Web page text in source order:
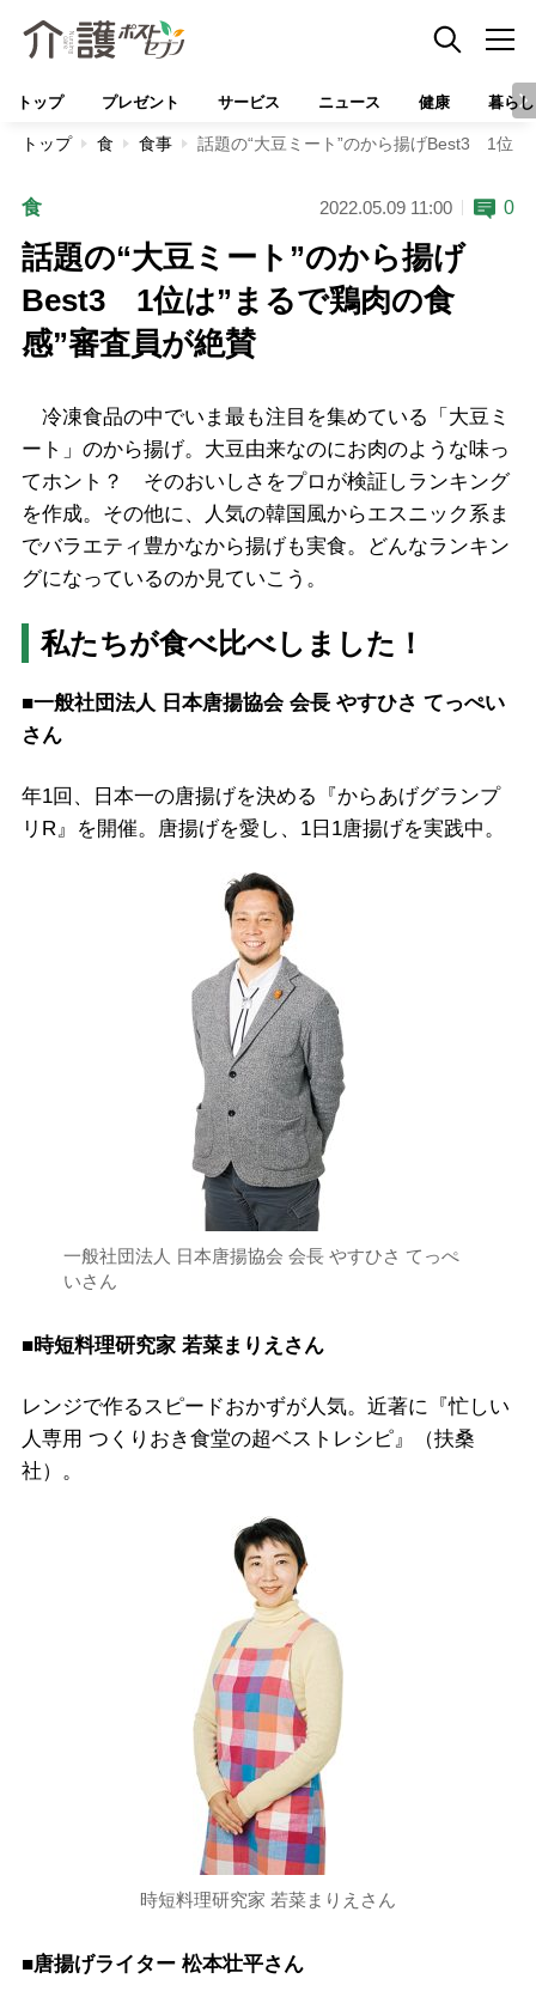
トップ プレゼント サービス ニュース 健康 暮らし
トップ 食 食事 話題の“大豆ミート”のから揚げBest3 1位は
食 2022.05.09 11:00 0
話題の“大豆ミート”のから揚げ
Best3 1位は”まるで鶏肉の食
感”審査員が絶賛
冷凍食品の中でいま最も注目を集めている「大豆ミ
ート」のから揚げ。大豆由来なのにお肉のような味っ
てホント？ そのおいしさをプロが検証しランキング
を作成。その他に、人気の韓国風からエスニック系ま
でバラエティ豊かなから揚げも実食。どんなランキン
グになっているのか見ていこう。
私たちが食べ比べしました！
■一般社団法人 日本唐揚協会 会長 やすひさ てっぺい
さん
年1回、日本一の唐揚げを決める『からあげグランプ
リR』を開催。唐揚げを愛し、1日1唐揚げを実践中。
一般社団法人 日本唐揚協会 会長 やすひさ てっぺ
いさん
■時短料理研究家 若菜まりえさん
レンジで作るスピードおかずが人気。近著に『忙しい
人専用 つくりおき食堂の超ベストレシピ』（扶桑
社）。
時短料理研究家 若菜まりえさん
■唐揚げライター 松本壮平さん